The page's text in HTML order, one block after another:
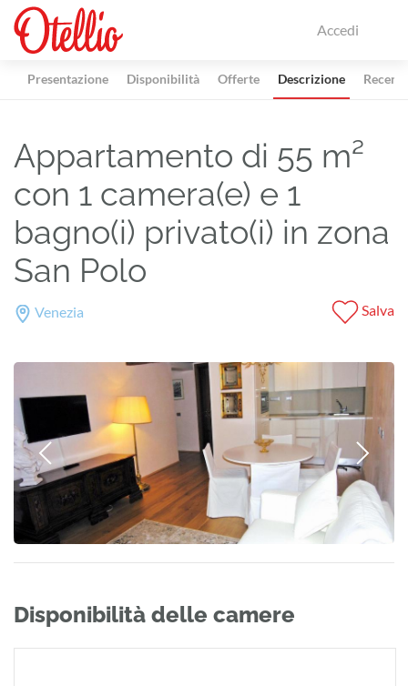
Accedi
Presentazione Disponibilità Offerte Descrizione
Appartamento di 55 m²
con 1 camera(e) e 1
bagno(i) privato(i) in zona
San Polo
Venezia Salva
Disponibilità delle camere